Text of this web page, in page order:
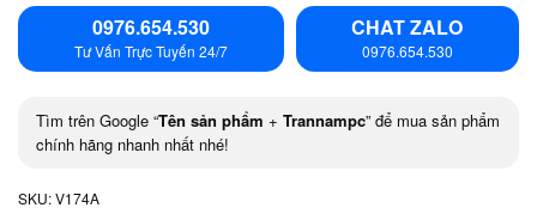
0976.654.530
Tư Vấn Trực Tuyến 24/7
CHAT ZALO
0976.654.530
Tìm trên Google “Tên sản phẩm + Trannampc” để mua sản phẩm
chính hãng nhanh nhất nhé!
SKU:V174A